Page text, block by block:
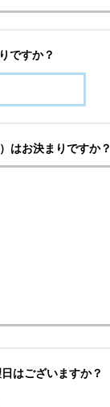
ですか？
はお決まりですか？
はございますか？